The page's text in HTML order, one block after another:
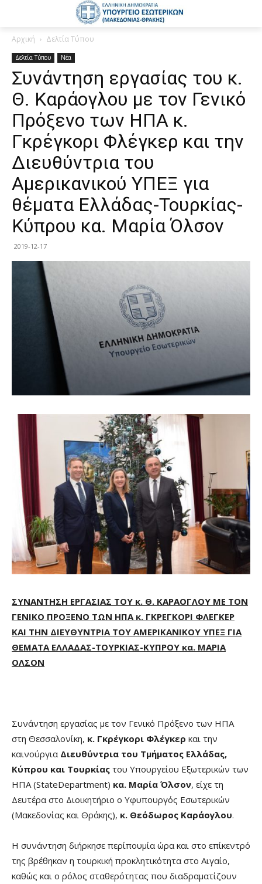
Αρχική Δελτία Τύπου
Δελτία Τύπου Νέα
Συνάντηση εργασίας του κ.
Θ. Καράογλου με τον Γενικό
Πρόξενο των ΗΠΑ κ.
Γκρέγκορι Φλέγκερ και την
Διευθύντρια του
Αμερικανικού ΥΠΕΞ για
θέματα Ελλάδας-Τουρκίας-
Κύπρου κα. Μαρία Όλσον
2019-12-17
ΣΥΝΑΝΤΗΣΗ ΕΡΓΑΣΙΑΣ ΤΟΥ κ. Θ. ΚΑΡΑΟΓΛΟΥ ΜΕ ΤΟΝ
ΓΕΝΙΚΟ ΠΡΟΞΕΝΟ ΤΩΝ ΗΠΑ κ. ΓΚΡΕΓΚΟΡΙ ΦΛΕΓΚΕΡ
ΚΑΙ ΤΗΝ ΔΙΕΥΘΥΝΤΡΙΑ ΤΟΥ ΑΜΕΡΙΚΑΝΙΚΟΥ ΥΠΕΞ ΓΙΑ
ΘΕΜΑΤΑ ΕΛΛΑΔΑΣ-ΤΟΥΡΚΙΑΣ-ΚΥΠΡΟΥ κα. ΜΑΡΙΑ
ΟΛΣΟΝ
Συνάντηση εργασίας με τον Γενικό Πρόξενο των ΗΠΑ
στη Θεσσαλονίκη, κ. Γκρέγκορι Φλέγκερ και την
καινούργια Διευθύντρια του Τμήματος Ελλάδας,
Κύπρου και Τουρκίας του Υπουργείου Εξωτερικών των
ΗΠΑ (StateDepartment) κα. Μαρία Όλσον, είχε τη
Δευτέρα στο Διοικητήριο ο Υφυπουργός Εσωτερικών
(Μακεδονίας και Θράκης), κ. Θεόδωρος Καράογλου.
Η συνάντηση διήρκησε περίπουμία ώρα και στο επίκεντρό
της βρέθηκαν η τουρκική προκλητικότητα στο Αιγαίο,
καθώς και ο ρόλος σταθερότητας που διαδραματίζουν